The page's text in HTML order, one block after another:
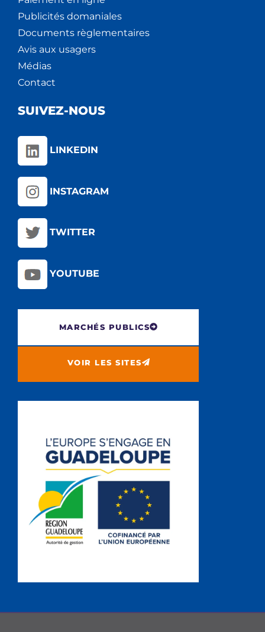
Publicités domaniales
Documents règlementaires
Avis aux usagers
Médias
Contact
SUIVEZ-NOUS
LINKEDIN
INSTAGRAM
TWITTER
YOUTUBE
MARCHÉS PUBLICS
VOIR LES SITES